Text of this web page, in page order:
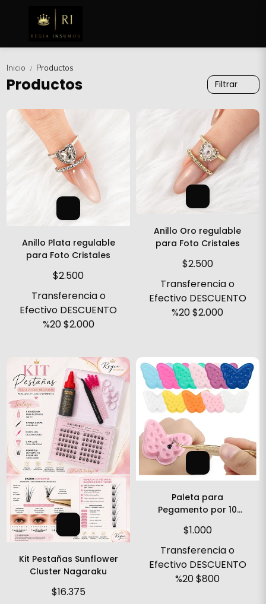
Inicio / Productos
Productos Filtrar
Anillo Plata regulable
para Foto Cristales
$2.500
Transferencia o
Efectivo DESCUENTO
%20$2.000
Anillo Oro regulable
para Foto Cristales
$2.500
Transferencia o
Efectivo DESCUENTO
%20$2.000
Kit Pestañas Sunflower
Cluster Nagaraku
$16.375
Paleta para
Pegamento por 10
$1.000
Transferencia o
Efectivo DESCUENTO
%20$800